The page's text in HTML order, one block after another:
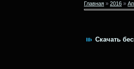
Главная » 2016 »
Скачать